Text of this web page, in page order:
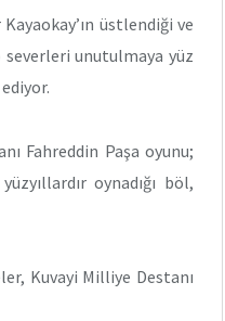
üstlendiği ve
severleri unutulmaya yüz
Fahreddin Paşa oyunu;
oynadığı böl,
Kuvayi Milliye Destanı